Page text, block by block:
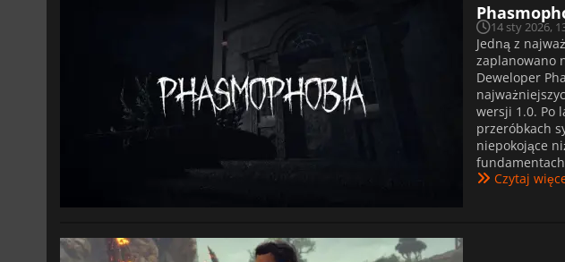
14 sty 2026,
Jedną z
zaplanowano
Deweloper
wersji 1.0. Po
przeróbkach
niepokojące
Czytaj